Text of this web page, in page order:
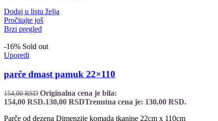
Dodaj u listu želja
Pročitajte još
Brzi pregled
-16% Sold out
Uporedi
parče dmast pamuk 22×110
154,00RSD Originalna cena je bila:
154,00 RSD.130,00 RSDTrenutna cena je: 130,00 RSD.
Parče od dezena Dimenzije komada tkanine 22cm x 110cm